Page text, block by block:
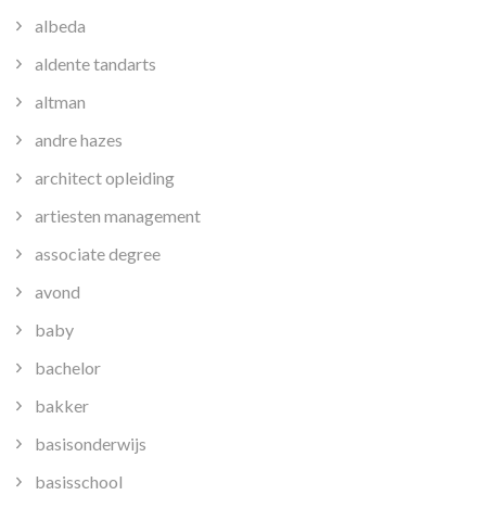
albeda
aldente tandarts
altman
andre hazes
architect opleiding
artiesten management
associate degree
avond
baby
bachelor
bakker
basisonderwijs
basisschool